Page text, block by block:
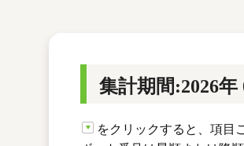
ボートデータ
集計期間:2026
をクリックすると、項目